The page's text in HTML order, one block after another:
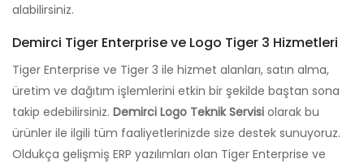
alabilirsiniz.
Demirci Tiger Enterprise ve Logo Tiger 3 Hizmetleri
Tiger Enterprise ve Tiger 3 ile hizmet alanları, satın alma,
üretim ve dağıtım işlemlerini etkin bir şekilde baştan sona
takip edebilirsiniz. Demirci Logo Teknik Servisi olarak bu
ürünler ile ilgili tüm faaliyetlerinizde size destek sunuyoruz.
Oldukça gelişmiş ERP yazılımları olan Tiger Enterprise ve